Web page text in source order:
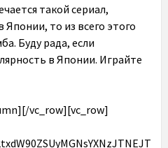
такой сериал,
то из всего этого
Буду рада, если
в Японии. Играйте